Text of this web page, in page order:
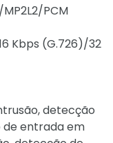
MP2L2/PCM
Kbps (G.726)/32
detecção
de entrada em